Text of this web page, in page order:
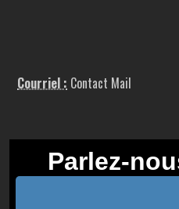
Courriel : Contact Mail